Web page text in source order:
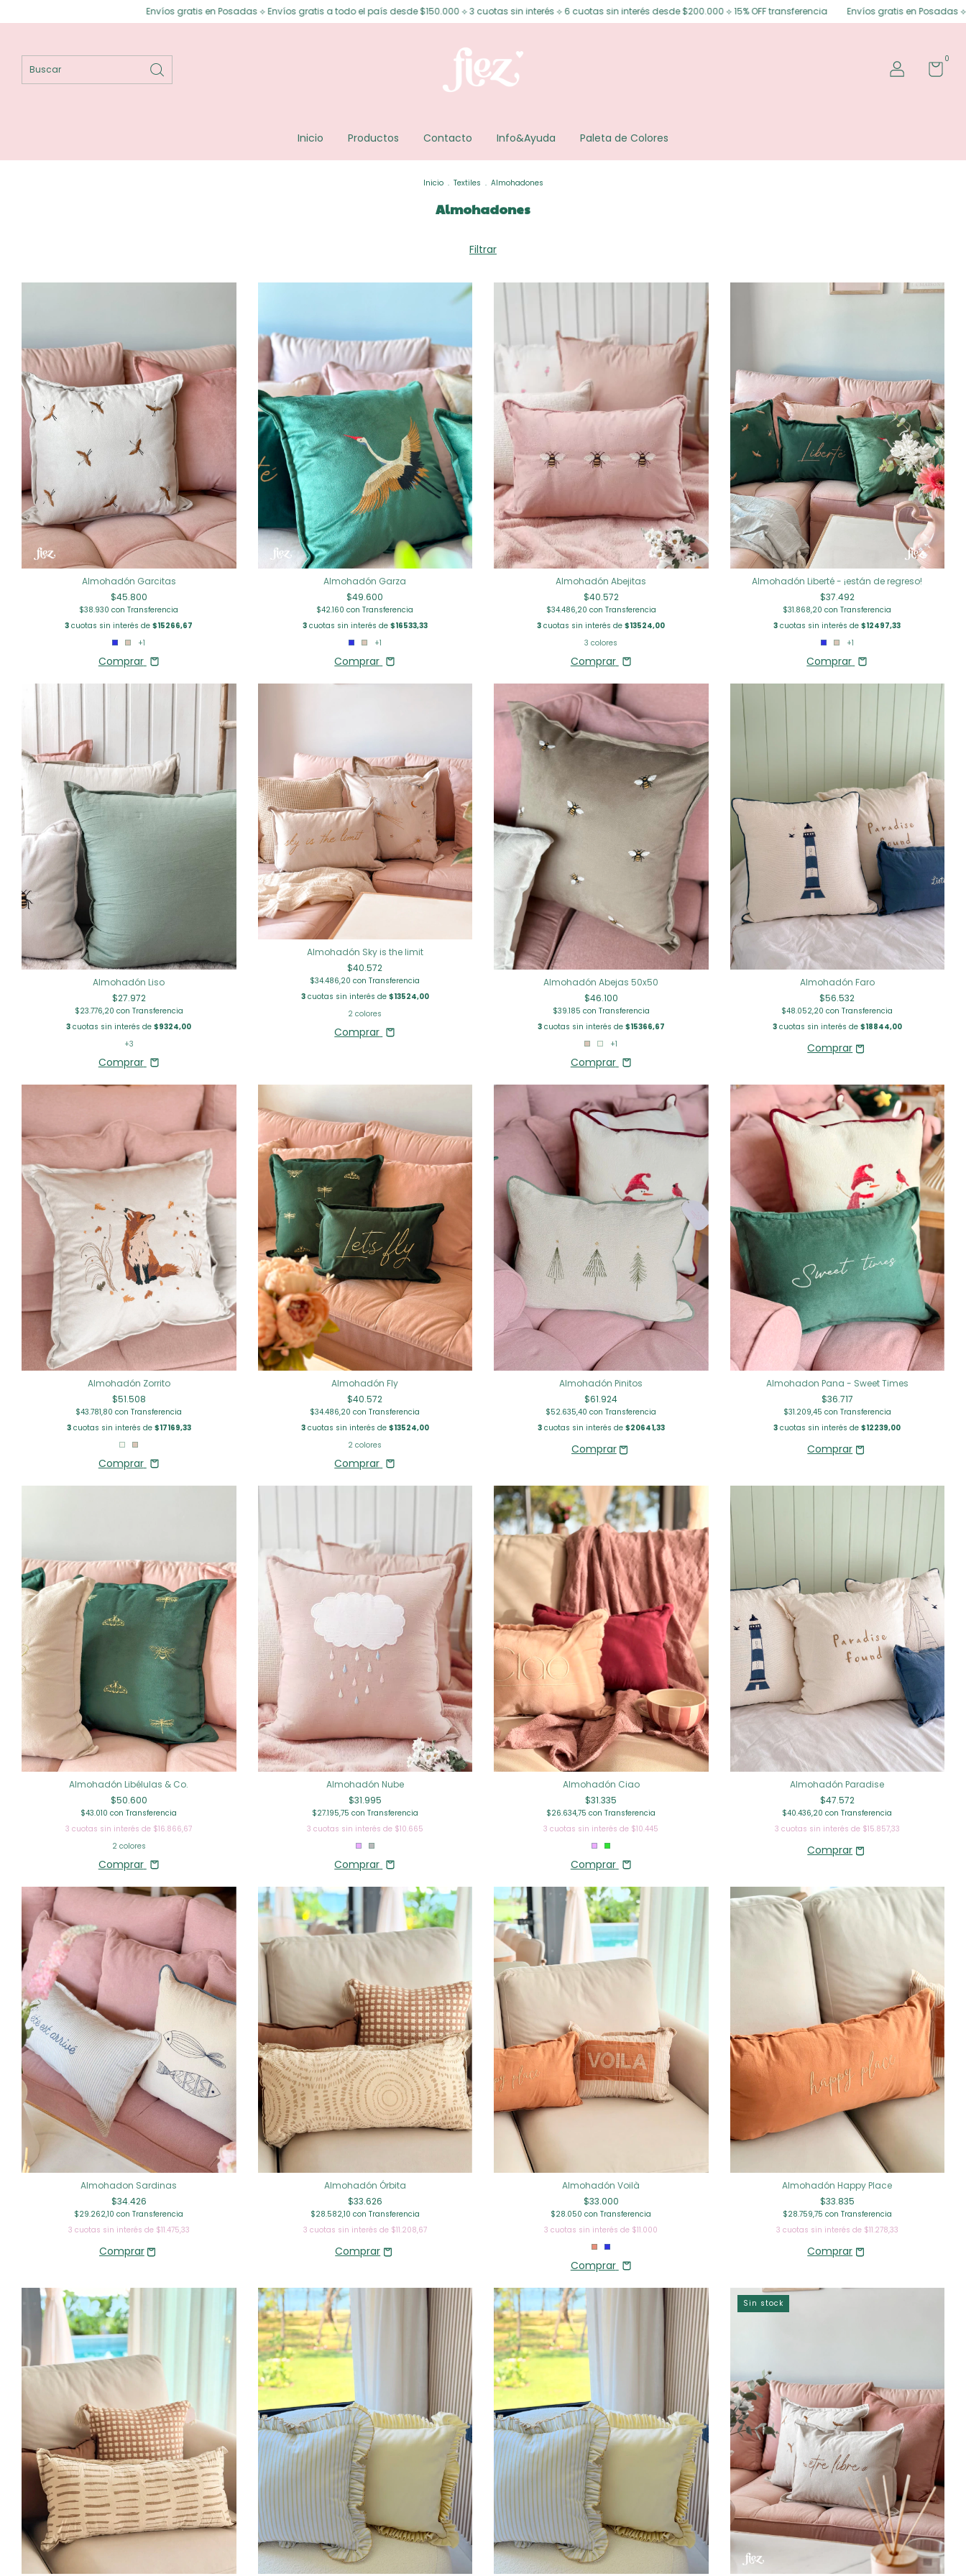
gratis en Posadas ⟡ Envíos gratis a todo el país desde $150.000 ⟡ 3 cuotas sin interés ⟡ 6 cuotas sin interés desde $200.000 ⟡ 15% OFF transferencia Envíos gratis en Posadas ⟡ Envíos gratis a todo el país desde
0
Inicio Productos Contacto Info&Ayuda Paleta de Colores
Inicio . Textiles . Almohadones
Almohadones
Filtrar
Almohadón Garcitas
$45.800
$38.930con Transferencia
3 cuotas sin interés de$15266,67
+1
Comprar
Almohadón Garza
$49.600
$42.160con Transferencia
3cuotas sin interés de $16533,33
+1
Comprar
Almohadón Abejitas
$40.572
$34.486,20 con Transferencia
3 cuotas sin interés de$13524,00
3 colores
Comprar
Almohadón Liberté - ¡están de regreso!
$37.492
$31.868,20con Transferencia
3 cuotas sin interés de$12497,33
+1
Comprar
Almohadón Liso
$27.972
$23.776,20 con Transferencia
3 cuotas sin interés de$9324,00
+3
Comprar
Almohadón Sky is the limit
$40.572
$34.486,20con Transferencia
3cuotas sin interés de $13524,00
2 colores
Comprar
Almohadón Abejas 50x50
$46.100
$39.185 con Transferencia
3cuotas sin interés de $15366,67
+1
Comprar
Almohadón Faro
$56.532
$48.052,20con Transferencia
3cuotas sin interés de $18844,00
Almohadón Zorrito
$51.508
$43.781,80con Transferencia
3cuotas sin interés de $17169,33
Comprar
Almohadón Fly
$40.572
$34.486,20con Transferencia
3cuotas sin interés de $13524,00
2 colores
Comprar
Almohadón Pinitos
$61.924
$52.635,40con Transferencia
3cuotas sin interés de $20641,33
Almohadon Pana - Sweet Times
$36.717
$31.209,45 con Transferencia
3 cuotas sin interés de$12239,00
Almohadón Libélulas & Co.
$50.600
$43.010con Transferencia
3 cuotas sin interés de $16.866,67
2 colores
Comprar
Almohadón Nube
$31.995
$27.195,75 con Transferencia
3 cuotas sin interés de $10.665
Comprar
Almohadón Ciao
$31.335
$26.634,75con Transferencia
3 cuotas sin interés de $10.445
Comprar
Almohadón Paradise
$47.572
$40.436,20con Transferencia
3 cuotas sin interés de $15.857,33
Almohadon Sardinas
$34.426
$29.262,10con Transferencia
3 cuotas sin interés de $11.475,33
Almohadón Órbita
$33.626
$28.582,10 con Transferencia
3 cuotas sin interés de $11.208,67
Almohadón Voilà
$33.000
$28.050con Transferencia
3 cuotas sin interés de $11.000
Comprar
Almohadón Happy Place
$33.835
$28.759,75 con Transferencia
3 cuotas sin interés de $11.278,33
Sin stock